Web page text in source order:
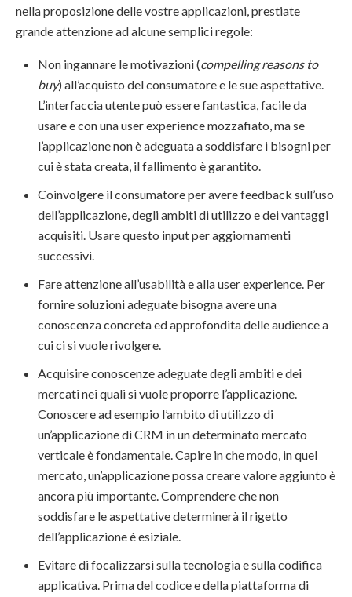
nella proposizione delle vostre applicazioni, prestiate
grande attenzione ad alcune semplici regole:
Non ingannare le motivazioni (compelling reasons to
buy) all’acquisto del consumatore e le sue aspettative.
L’interfaccia utente può essere fantastica, facile da
usare e con una user experience mozzafiato, ma se
l’applicazione non è adeguata a soddisfare i bisogni per
cui è stata creata, il fallimento è garantito.
Coinvolgere il consumatore per avere feedback sull’uso
dell’applicazione, degli ambiti di utilizzo e dei vantaggi
acquisiti. Usare questo input per aggiornamenti
successivi.
Fare attenzione all’usabilità e alla user experience. Per
fornire soluzioni adeguate bisogna avere una
conoscenza concreta ed approfondita delle audience a
cui ci si vuole rivolgere.
Acquisire conoscenze adeguate degli ambiti e dei
mercati nei quali si vuole proporre l’applicazione.
Conoscere ad esempio l’ambito di utilizzo di
un’applicazione di CRM in un determinato mercato
verticale è fondamentale. Capire in che modo, in quel
mercato, un’applicazione possa creare valore aggiunto è
ancora più importante. Comprendere che non
soddisfare le aspettative determinerà il rigetto
dell’applicazione è esiziale.
Evitare di focalizzarsi sulla tecnologia e sulla codifica
applicativa. Prima del codice e della piattaforma di